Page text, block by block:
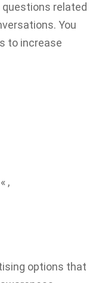
questions related
You
to increase
,
options that